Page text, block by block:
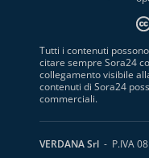
Tutti i contenuti
citare sempre Sora24
collegamento visibile
contenuti di Sora24
commerciali.
VERDANA Srl - P.IVA